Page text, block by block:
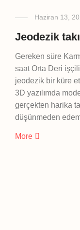
Haziran 13,
Jeodezik
Gereken süre
saat Orta Deri
jeodezik bir küre
3D yazılımda
gerçekten harika
düşünmeden
More